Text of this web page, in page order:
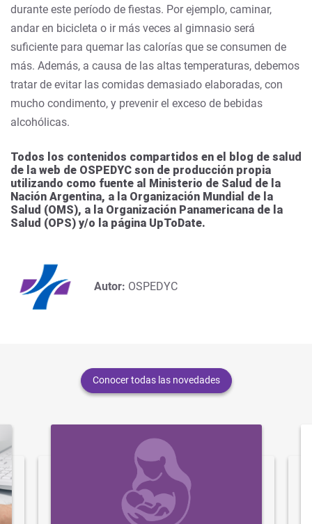
durante este período de fiestas. Por ejemplo, caminar,
andar en bicicleta o ir más veces al gimnasio será
suficiente para quemar las calorías que se consumen de
más. Además, a causa de las altas temperaturas, debemos
tratar de evitar las comidas demasiado elaboradas, con
mucho condimento, y prevenir el exceso de bebidas
alcohólicas.
Todos los contenidos compartidos en el blog de salud
de la web de OSPEDYC son de producción propia
utilizando como fuente al Ministerio de Salud de la
Nación Argentina, a la Organización Mundial de la
Salud (OMS), a la Organización Panamericana de la
Salud (OPS) y/o la página UpToDate.
Autor: OSPEDYC
Conocer todas las novedades